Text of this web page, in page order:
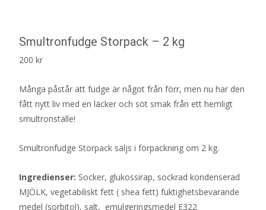
Smultronfudge Storpack – 2 kg
200 kr
Många påstår att fudge är något från förr, men nu har den
fått nytt liv med en läcker och söt smak från ett hemligt
smultronställe!
Smultronfudge Storpack säljs i förpackning om 2 kg.
Ingredienser: Socker, glukossirap, sockrad kondenserad
MJÖLK, vegetabiliskt fett ( shea fett) fuktighetsbevarande
medel (sorbitol), salt, emulgeringsmedel E322